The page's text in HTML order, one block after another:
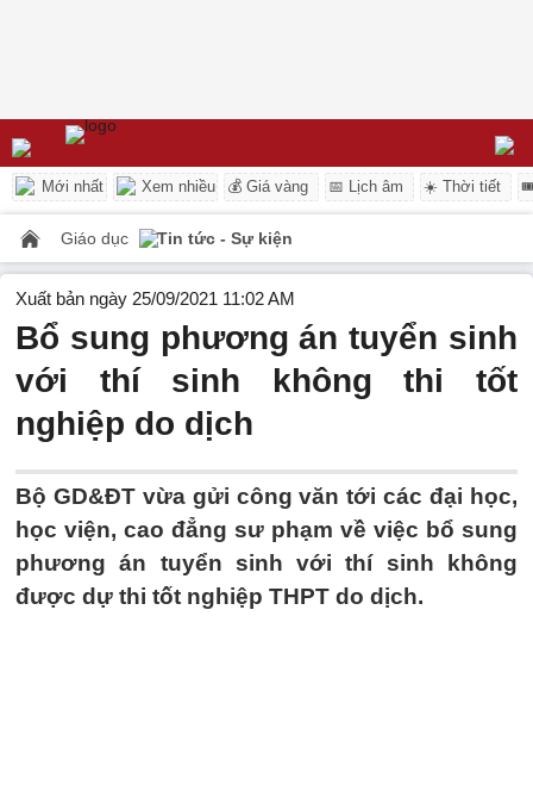
Mới nhất Xem nhiều 💰 Giá vàng 📅 Lịch âm ☀️ Thời tiết
Giáo dục Tin tức - Sự kiện
Xuất bản ngày 25/09/2021 11:02 AM
Bổ sung phương án tuyển sinh
với thí sinh không thi tốt
nghiệp do dịch
Bộ GD&ĐT vừa gửi công văn tới các đại học,
học viện, cao đẳng sư phạm về việc bổ sung
phương án tuyển sinh với thí sinh không
được dự thi tốt nghiệp THPT do dịch.